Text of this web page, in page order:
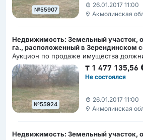
№55907
26.01.2017 11:00
Акмолинская
Недвижимость: Земельный участок,
га., расположенный в Зерендинском
Акмолинской области
Аукцион по продаже имущества
№55924
₸ 1 477 135,56
Не состоялся
26.01.2017 11:00
Акмолинская
Недвижимость: Земельный участок,